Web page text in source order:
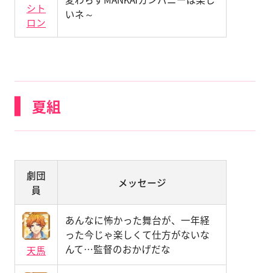
シト
ロン
いネ～
夏組
劇団
員
メッセージ
天馬
あんなに怖かった舞台が、一年経
った今じゃ楽しくて仕方がないな
んて…監督のおかげだな